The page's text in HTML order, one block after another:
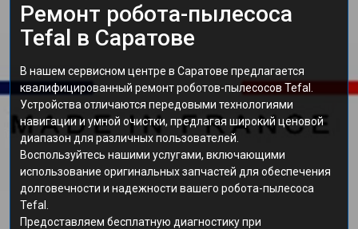
Ремонт робота-пылесоса
Tefal в Саратове
В нашем сервисном центре в Саратове предлагается
квалифицированный ремонт роботов-пылесосов Tefal.
Устройства отличаются передовыми технологиями
навигации и умной очистки, предлагая широкий ценовой
диапазон для различных пользователей.
Воспользуйтесь нашими услугами, включающими
использование оригинальных запчастей для обеспечения
долговечности и надежности вашего робота-пылесоса
Tefal.
Предоставляем бесплатную диагностику при